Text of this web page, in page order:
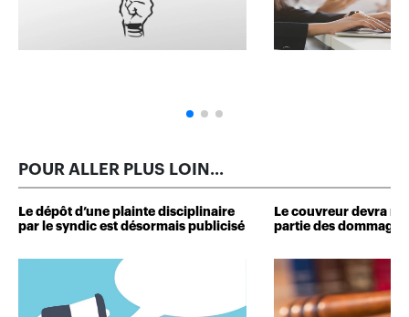
POUR ALLER PLUS LOIN...
Le dépôt d’une plainte disciplinaire
par le syndic est désormais publicisé
Le couvreur devra
partie des dommages